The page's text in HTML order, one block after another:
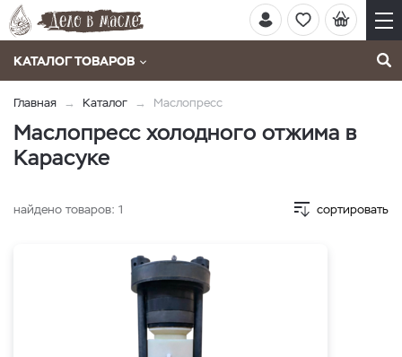
КАТАЛОГ ТОВАРОВ
Главная Каталог Маслопресс
Маслопресс холодного отжима в
Карасуке
найдено товаров: 1 сортировать